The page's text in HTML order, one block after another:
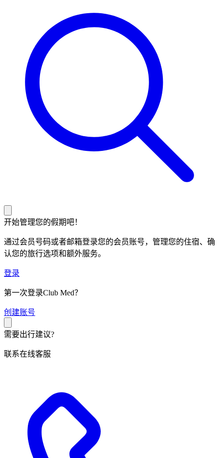
开始管理您的假期吧！
通过会员号码或者邮箱登录您的会员账号，管理您的住宿、确
认您的旅行选项和额外服务。
登录
第一次登录Club Med？
创 建账号
需要出行建议?
联系在线客服